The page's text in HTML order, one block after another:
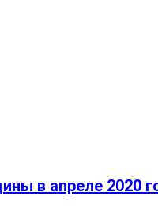
в апреле 2020